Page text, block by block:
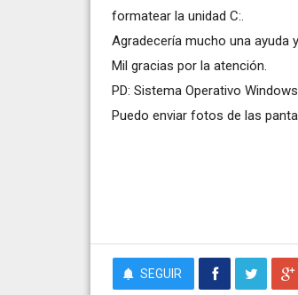
formatear la unidad C:.
Agradecería mucho una ayuda
Mil gracias por la atención.
PD: Sistema Operativo
Puedo enviar fotos de las
SEGUIR